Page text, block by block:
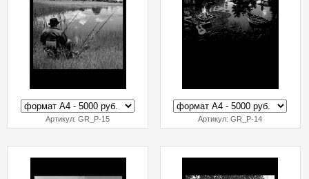
Артикул: GR_P-15 Артикул: GR_P-14